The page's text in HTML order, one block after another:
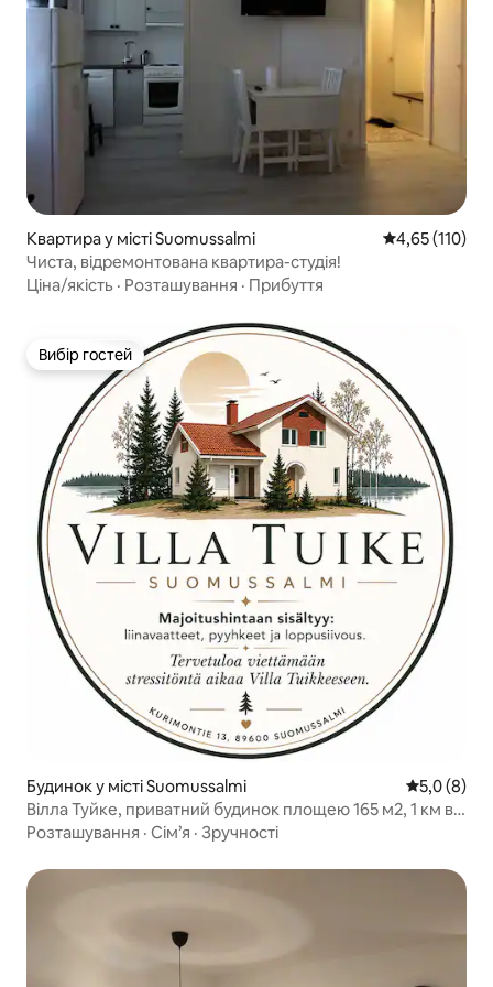
Квартира у місті Suomussalmi Середня
4,65 (110)
Чиста, відремонтована квартира-студія!
Ціна/якість · Розташування · Прибуття
Вибір гостей
Вибір гостей
Будинок у місті Suomussalmi Середня
5,0 (8)
Вілла Туйке, приватний будинок площею 165 м2, 1 км від
центру.
Розташування · Сім’я · Зручності